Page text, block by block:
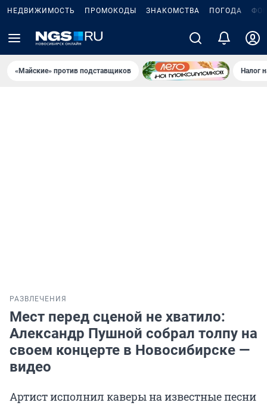
НЕДВИЖИМОСТЬ ПРОМОКОДЫ ЗНАКОМСТВА ПОГОДА
«Майские» против подставщиков Налог
РАЗВЛЕЧЕНИЯ
Мест перед сценой не хватило:
Александр Пушной собрал толпу на
своем концерте в Новосибирске —
видео
Артист исполнил каверы на известные песни